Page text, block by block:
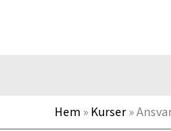
Hem »Kurser»